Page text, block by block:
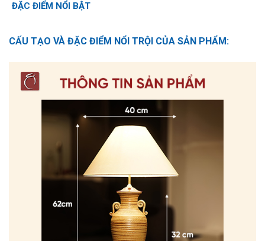
ĐẶC ĐIỂM NỔI BẬT
CẤU TẠO VÀ ĐẶC ĐIỂM NỔI TRỘI CỦA SẢN PHẨM: